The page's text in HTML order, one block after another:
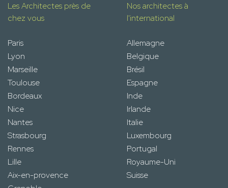
Les Architectes près de
chez vous
Paris
Lyon
Marseille
Toulouse
Bordeaux
Nice
Nantes
Strasbourg
Rennes
Lille
Aix-en-provence
Nos architectes à
l'international
Allemagne
Belgique
Brésil
Espagne
Inde
Irlande
Italie
Luxembourg
Portugal
Royaume-Uni
Suisse